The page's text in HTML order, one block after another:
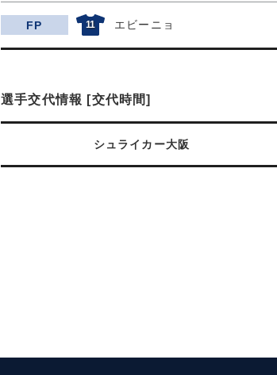
FP 11 エビーニョ
選手交代情報 [交代時間]
シュライカー大阪